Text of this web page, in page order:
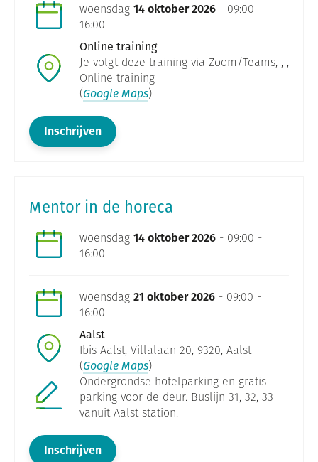
woensdag 14 oktober 2026 - 09:00 -
16:00
Online training
Je volgt deze training via Zoom/Teams, , ,
Online training
(Google Maps)
Inschrijven
Mentor in de horeca
woensdag 14 oktober 2026 - 09:00 -
16:00
woensdag 21 oktober 2026 - 09:00 -
16:00
Aalst
Ibis Aalst, Villalaan 20, 9320, Aalst
(Google Maps)
Ondergrondse hotelparking en gratis
parking voor de deur. Buslijn 31, 32, 33
vanuit Aalst station.
Inschrijven